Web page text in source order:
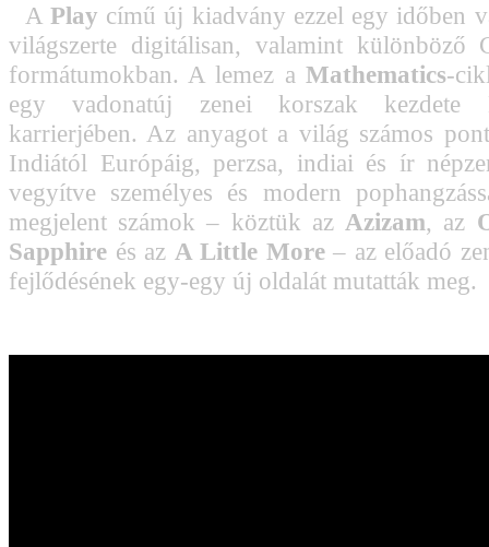
A Play című új kiadvány ezzel egy időben
világszerte digitálisan, valamint különböző
formátumokban. A lemez a Mathematics-
egy vadonatúj zenei korszak kezdete
karrierjében. Az anyagot a világ számos
Indiától Európáig, perzsa, indiai és ír
vegyítve személyes és modern
megjelent számok – köztük az Azizam, az
Sapphire és az A Little More– az előadó
fejlődésének egy-egy új oldalát mutatták meg.